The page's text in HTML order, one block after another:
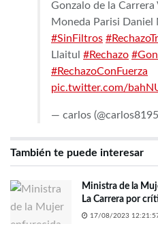
Gonzalo de la Carrera
Moneda Parisi
#SinFiltros
Llaitul #Rechazo
#RechazoConFuerza
pic.twitter.com/
— carlos
También te puede interesar
Ministra de la
La Carrera por
17/08/2023